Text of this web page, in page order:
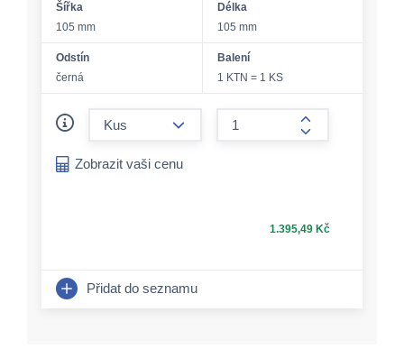
Šířka
105 mm
Délka
105 mm
Odstín
černá
Balení
1 KTN = 1 KS
form.increase-
Zobrazit vaši cenu
1.395,49 Kč
Přidat do seznamu